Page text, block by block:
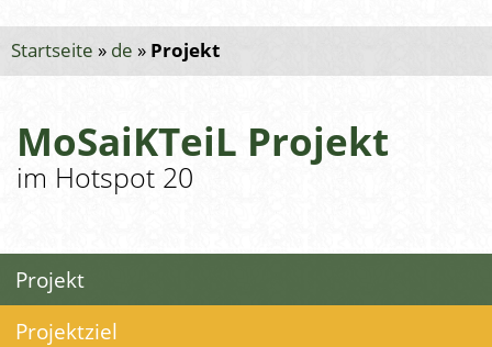
Startseite » de » Projekt
MoSaiKTeiL Projekt
im Hotspot 20
Projekt
Projektziel